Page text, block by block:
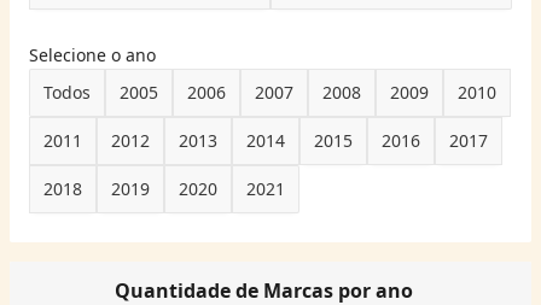
Selecione o ano
Todos
2005 2006 2007 2008 2009 2010
2011 2012 2013 2014 2015 2016 2017
2018 2019 2020 2021
Quantidade de Marcas por ano